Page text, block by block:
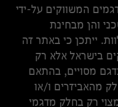
המשווקים על-ידי
והן מבחינת
ייתכן כי באתר זה
בישראל אלא רק
מסויים, בהתאם
מהאביזרים ו/או
רק בחלק מדגמי